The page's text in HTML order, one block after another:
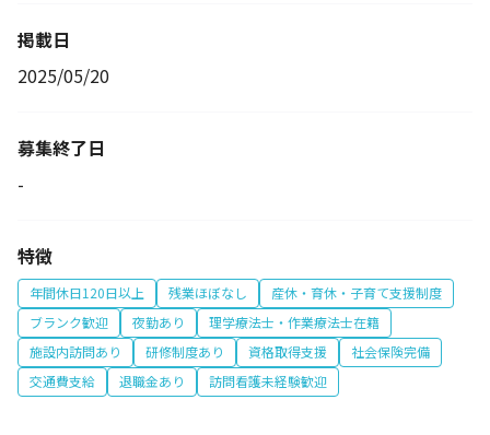
掲載日
2025/05/20
募集終了日
-
特徴
年間休日120日以上 残業ほぼなし
産休・育休・子育て支援制度
ブランク歓迎
夜勤あり
理学療法士・作業療法士在籍
施設内訪問あり
研修制度あり 資格取得支援
社会保険完備
交通費支給
退職金あり 訪問看護未経験歓迎